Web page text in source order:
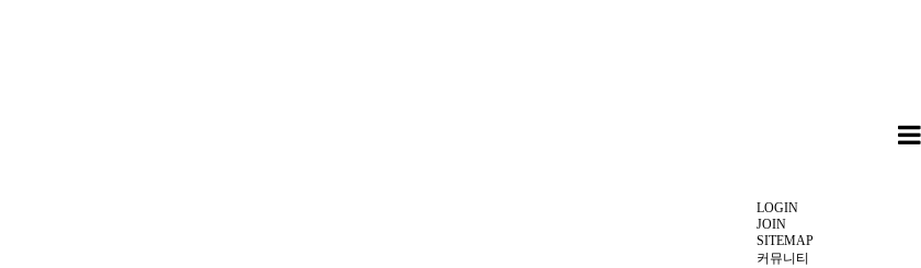
LOGIN
JOIN
SITEMAP
커뮤니티